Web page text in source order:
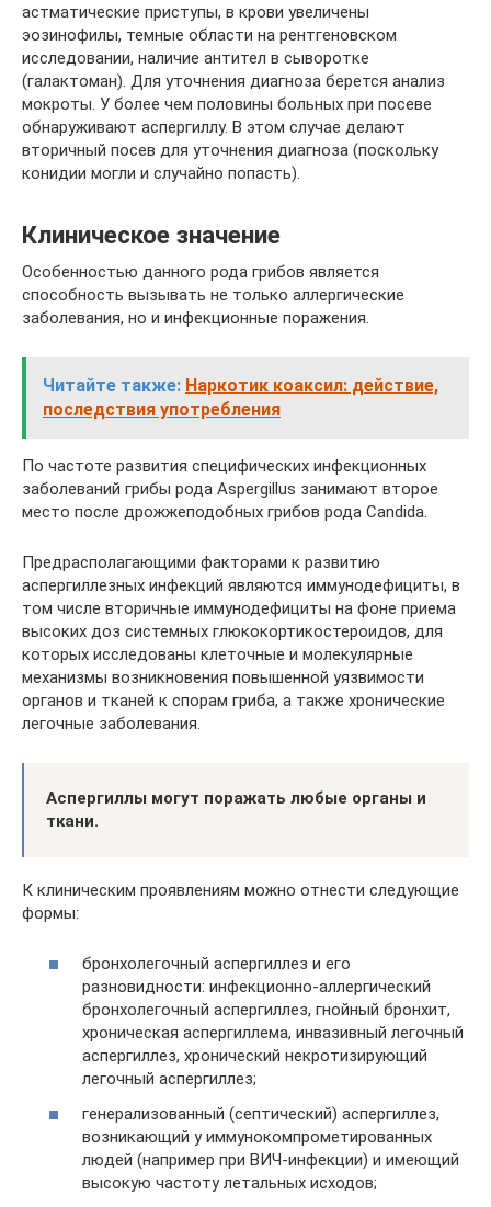
астматические приступы, в крови увеличены
эозинофилы, темные области на рентгеновском
исследовании, наличие антител в сыворотке
(галактоман). Для уточнения диагноза берется анализ
мокроты. У более чем половины больных при посеве
обнаруживают аспергиллу. В этом случае делают
вторичный посев для уточнения диагноза (поскольку
конидии могли и случайно попасть).
Клиническое значение
Особенностью данного рода грибов является
способность вызывать не только аллергические
заболевания, но и инфекционные поражения.
Читайте также: Наркотик коаксил: действие,
последствия употребления
По частоте развития специфических инфекционных
заболеваний грибы рода Aspergillus занимают второе
место после дрожжеподобных грибов рода Candida.
Предрасполагающими факторами к развитию
аспергиллезных инфекций являются иммунодефициты, в
том числе вторичные иммунодефициты на фоне приема
высоких доз системных глюкокортикостероидов, для
которых исследованы клеточные и молекулярные
механизмы возникновения повышенной уязвимости
органов и тканей к спорам гриба, а также хронические
легочные заболевания.
Аспергиллы могут поражать любые органы и
ткани.
К клиническим проявлениям можно отнести следующие
формы:
бронхолегочный аспергиллез и его
разновидности: инфекционно-аллергический
бронхолегочный аспергиллез, гнойный бронхит,
хроническая аспергиллема, инвазивный легочный
аспергиллез, хронический некротизирующий
легочный аспергиллез;
генерализованный (септический) аспергиллез,
возникающий у иммунокомпрометированных
людей (например при ВИЧ-инфекции) и имеющий
высокую частоту летальных исходов;